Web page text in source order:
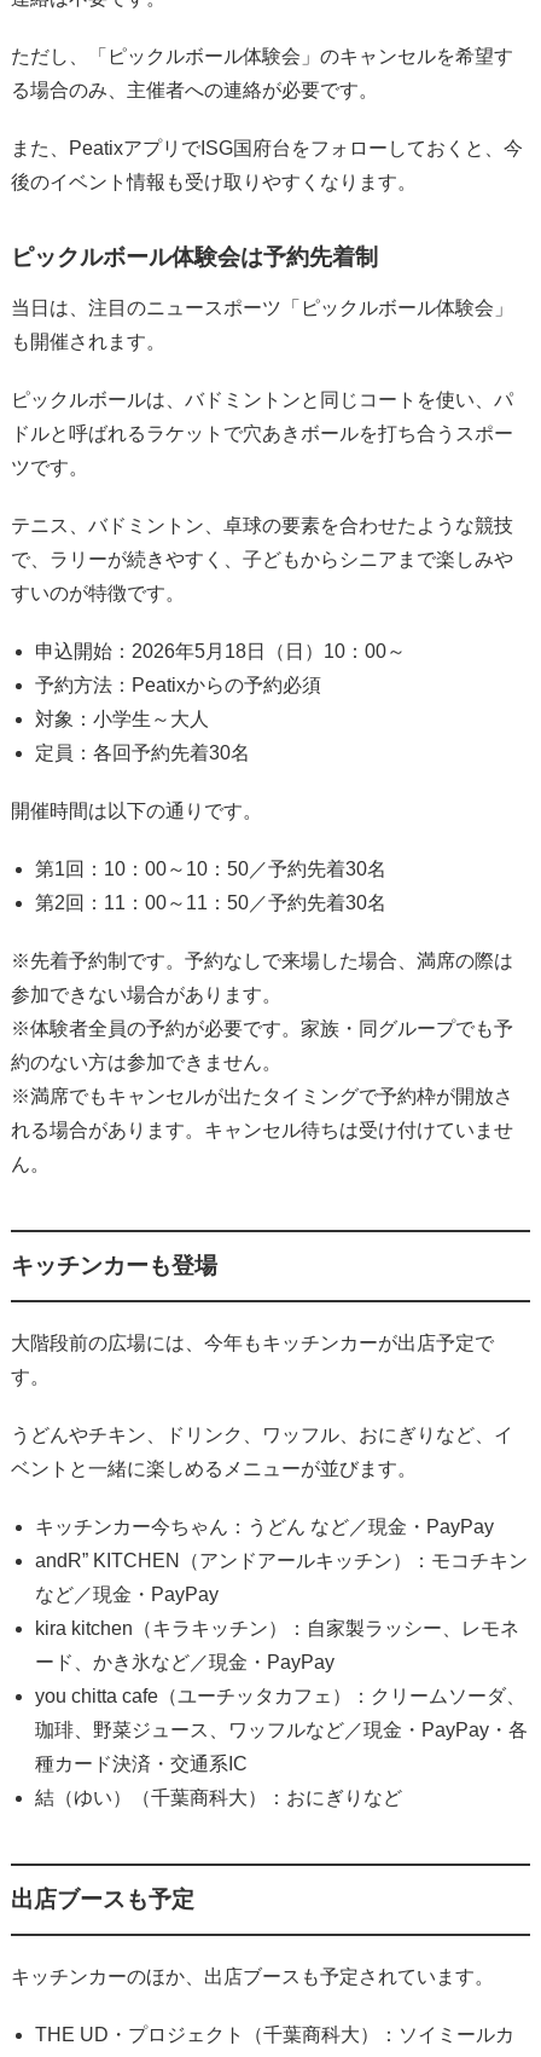
ただし、「ピックルボール体験会」のキャンセルを希望す
る場合のみ、主催者への連絡が必要です。
また、PeatixアプリでISG国府台をフォローしておくと、今
後のイベント情報も受け取りやすくなります。
ピックルボール体験会は予約先着制
当日は、注目のニュースポーツ「ピックルボール体験会」
も開催されます。
ピックルボールは、バドミントンと同じコートを使い、パ
ドルと呼ばれるラケットで穴あきボールを打ち合うスポー
ツです。
テニス、バドミントン、卓球の要素を合わせたような競技
で、ラリーが続きやすく、子どもからシニアまで楽しみや
すいのが特徴です。
申込開始：2026年5月18日（日）10：00～
予約方法：Peatixからの予約必須
対象：小学生～大人
定員：各回予約先着30名
開催時間は以下の通りです。
第1回：10：00～10：50／予約先着30名
第2回：11：00～11：50／予約先着30名
※先着予約制です。予約なしで来場した場合、満席の際は
参加できない場合があります。
※体験者全員の予約が必要です。家族・同グループでも予
約のない方は参加できません。
※満席でもキャンセルが出たタイミングで予約枠が開放さ
れる場合があります。キャンセル待ちは受け付けていませ
ん。
キッチンカーも登場
大階段前の広場には、今年もキッチンカーが出店予定で
す。
うどんやチキン、ドリンク、ワッフル、おにぎりなど、イ
ベントと一緒に楽しめるメニューが並びます。
キッチンカー今ちゃん：うどん など／現金・PayPay
andR” KITCHEN（アンドアールキッチン）：モコチキン
など／現金・PayPay
kira kitchen（キラキッチン）：自家製ラッシー、レモネ
ード、かき氷など／現金・PayPay
you chitta cafe（ユーチッタカフェ）：クリームソーダ、
珈琲、野菜ジュース、ワッフルなど／現金・PayPay・各
種カード決済・交通系IC
結（ゆい）（千葉商科大）：おにぎりなど
出店ブースも予定
キッチンカーのほか、出店ブースも予定されています。
THE UD・プロジェクト（千葉商科大）：ソイミールカ